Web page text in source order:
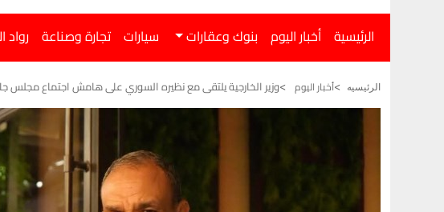
الرئيسية أخبار اليوم بنوك وعقارات سيارات تجارة وصناعة رواد
الرئيسيه أخبار اليوم وزير الخارجية يلتقى مع نظيره السوري على هامش اجتماع مجلس